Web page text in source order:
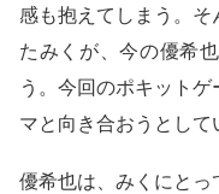
感も抱えてしまう。そ
たみくが、今の優希
う。今回のポキット
マと向き合おうとして
優希也は、みくにと